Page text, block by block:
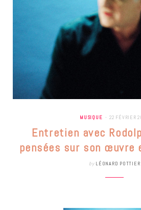
MUSIQUE 22 FÉVRIER
Entretien avec
pensées sur son œuvre
by LÉONARD POTTIER